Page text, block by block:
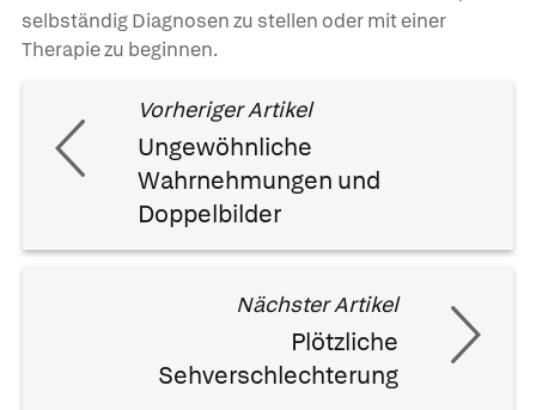
selbständig Diagnosen zu stellen oder mit einer
Therapie zu beginnen.
Vorheriger Artikel
Ungewöhnliche
Wahrnehmungen und
Doppelbilder
Nächster Artikel
Plötzliche
Sehverschlechterung